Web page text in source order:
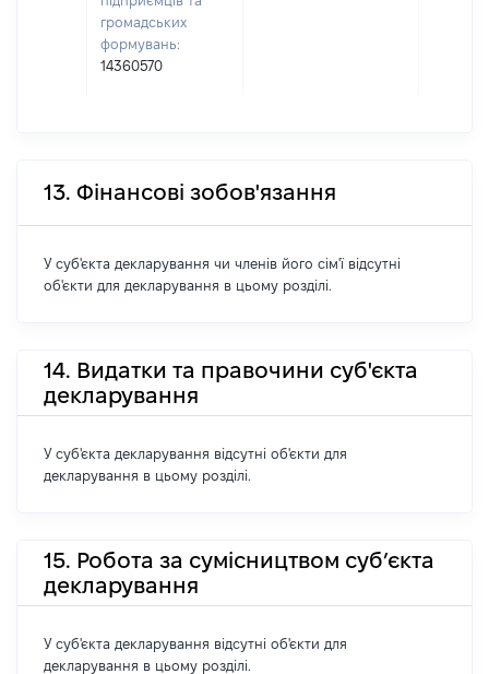
громадських
формувань:
14360570
13. Фінансові зобов'язання
У суб'єкта декларування чи членів його сім'ї відсутні
об'єкти для декларування в цьому розділі.
14. Видатки та правочини суб'єкта
декларування
У суб'єкта декларування відсутні об'єкти для
декларування в цьому розділі.
15. Робота за сумісництвом суб’єкта
декларування
У суб'єкта декларування відсутні об'єкти для
декларування в цьому розділі.